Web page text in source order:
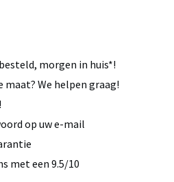
morgen in huis*!
maat? We helpen graag!
op uw e-mail
met een 9.5/10